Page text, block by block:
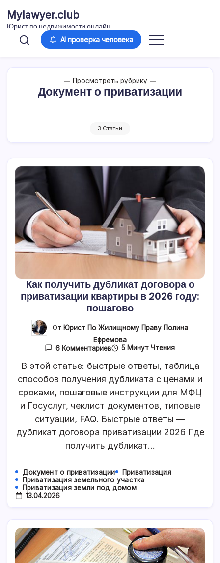
содержимому
Mylawyer.club
Юрист по недвижимости онлайн
AI проверка человека
Просмотреть рубрику
Документ о приватизации
3 Статьи
Как получить дубликат договора о
приватизации квартиры в 2026 году:
пошагово
От Юрист По Жилищному Праву Полина
Ефремова
6 КомментариевК
Как
Получить
Дубликат
Договора
О
Приватизации
Квартиры
В
2026
Году:
Пошагово
5 Минут Чтения
В этой статье: быстрые ответы, таблица
способов получения дубликата с ценами и
сроками, пошаговые инструкции для МФЦ
и Госуслуг, чеклист документов, типовые
ситуации, FAQ. Быстрые ответы —
дубликат договора приватизации 2026 Где
получить дубликат…
Документ о приватизации
Приватизация
Приватизация земельного участка
Приватизация земли под домом
13.04.2026